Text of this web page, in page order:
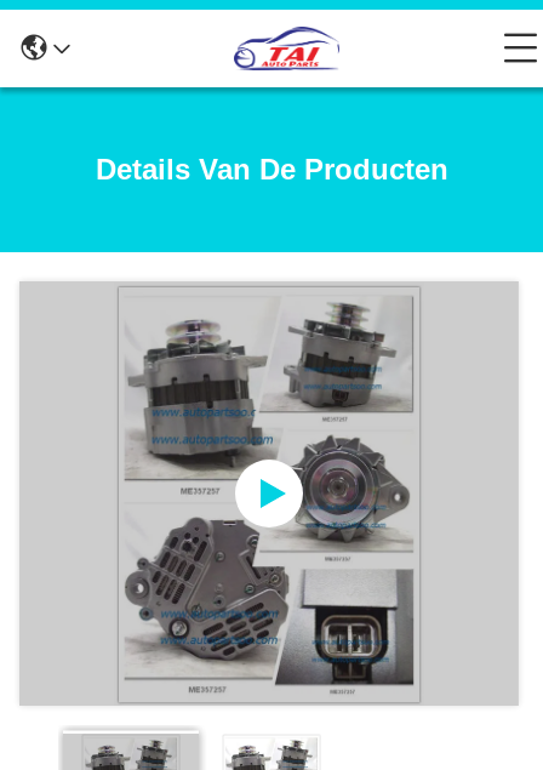
Details Van De Producten